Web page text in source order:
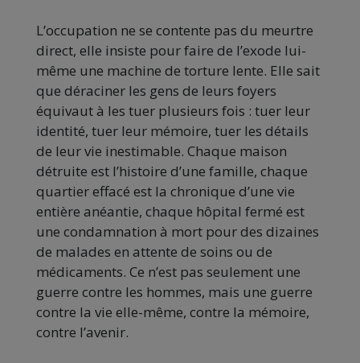
L’occupation ne se contente pas du meurtre
direct, elle insiste pour faire de l’exode lui-
même une machine de torture lente. Elle sait
que déraciner les gens de leurs foyers
équivaut à les tuer plusieurs fois : tuer leur
identité, tuer leur mémoire, tuer les détails
de leur vie inestimable. Chaque maison
détruite est l’histoire d’une famille, chaque
quartier effacé est la chronique d’une vie
entière anéantie, chaque hôpital fermé est
une condamnation à mort pour des dizaines
de malades en attente de soins ou de
médicaments. Ce n’est pas seulement une
guerre contre les hommes, mais une guerre
contre la vie elle-même, contre la mémoire,
contre l’avenir.